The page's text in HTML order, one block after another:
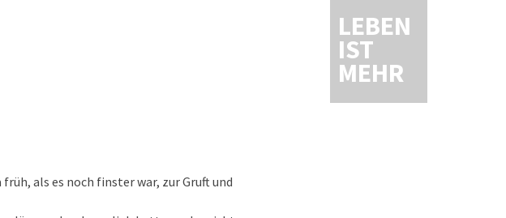
LEBEN
IST
MEHR
als es noch finster war, zur Gruft und